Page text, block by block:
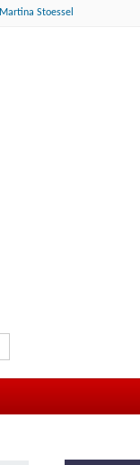
Martina Stoessel